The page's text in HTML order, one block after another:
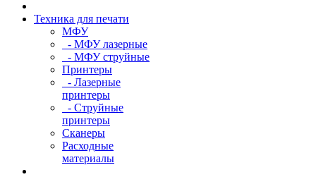
Техника для печати
МФУ
- МФУ лазерные
- МФУ струйные
Принтеры
- Лазерные
принтеры
- Струйные
принтеры
Сканеры
Расходные
материалы